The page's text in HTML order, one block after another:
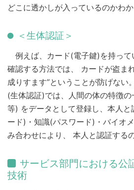
どこに透かしが入っているのかわか
＜生体認証＞
例えば、カード(電子鍵)を持って
確認する方法では、 カードが盗ま
成りすます”ということが防げない
(生体認証)では、人間の体の特徴
等) をデータとして登録し、本人と
ード)・知識(パスワード)・バイオ
み合わせにより、 本人と認証する
サービス部門における公
技術